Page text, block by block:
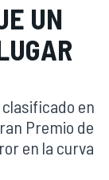
UN
en
Premio de
en la curva